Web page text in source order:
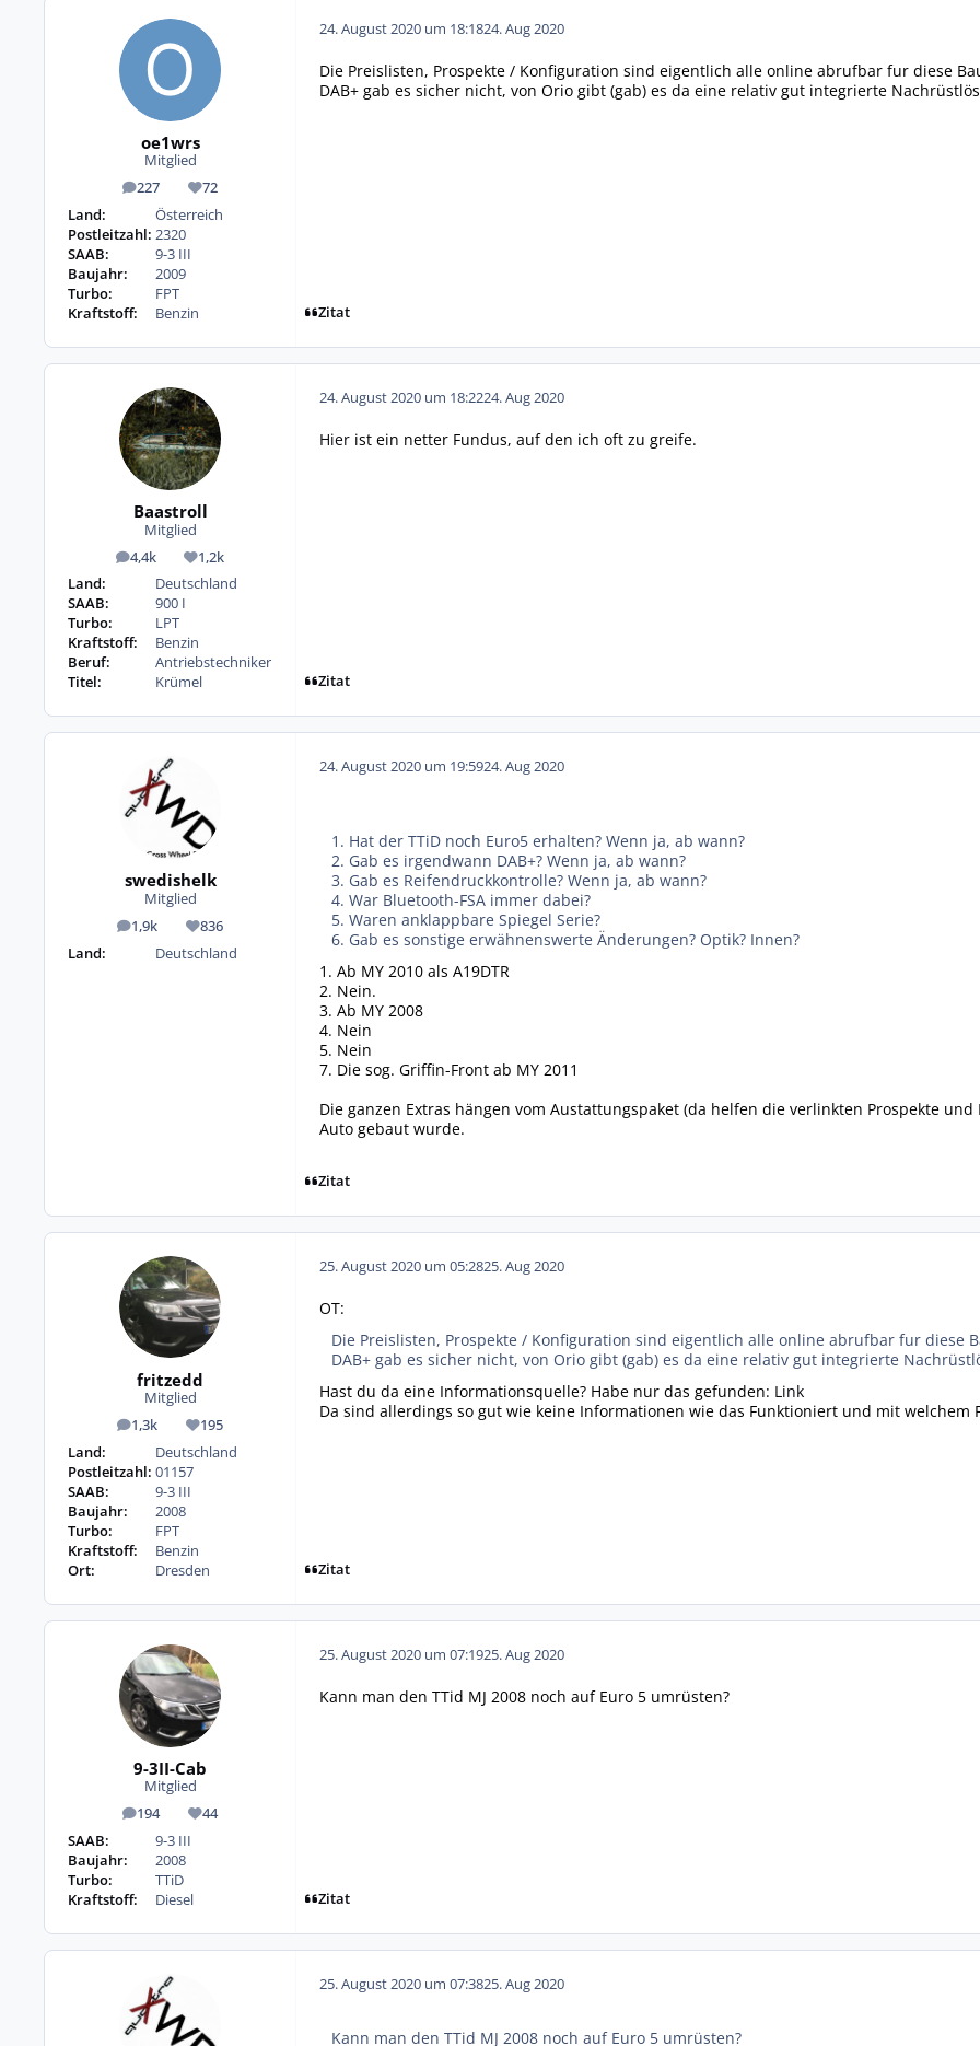
oe1wrs
Mitglied
227
Beiträge 72
Reputation
Land:
Österreich
Postleitzahl: 2320
SAAB:
9-3 III
Baujahr:
2009
Turbo:
FPT
Kraftstoff:
Benzin
24. August 2020 um 18:1824. Aug 2020
Die Preislisten, Prospekte / Konfiguration sind eigentlich alle online abrufbar fur diese
DAB+ gab es sicher nicht, von Orio gibt (gab) es da eine relativ gut integrierte
Zitat
Baastroll
Mitglied
4,4k
Beiträge 1,2k
Reputation
Land:
Deutschland
SAAB:
900 I
Turbo:
LPT
Kraftstoff:
Benzin
Beruf:
Antriebstechniker
Titel:
Krümel
24. August 2020 um 18:2224. Aug 2020
Hier ist ein netter Fundus, auf den ich oft zu greife.
Zitat
swedishelk
Mitglied
1,9k
Beiträge 836
Reputation
Land:
Deutschland
24. August 2020 um 19:5924. Aug 2020
1. Hat der TTiD noch Euro5 erhalten? Wenn ja, ab wann?
2. Gab es irgendwann DAB+? Wenn ja, ab wann?
3. Gab es Reifendruckkontrolle? Wenn ja, ab wann?
4. War Bluetooth-FSA immer dabei?
5. Waren anklappbare Spiegel Serie?
6. Gab es sonstige erwähnenswerte Änderungen? Optik? Innen?
1. Ab MY 2010 als A19DTR
2. Nein.
3. Ab MY 2008
4. Nein
5. Nein
7. Die sog. Griffin-Front ab MY 2011
Die ganzen Extras hängen vom Austattungspaket (da helfen die verlinkten Prospekte
Auto gebaut wurde.
Zitat
fritzedd
Mitglied
1,3k
Beiträge 195
Reputation
Land:
Deutschland
Postleitzahl: 01157
SAAB:
9-3 III
Baujahr:
2008
Turbo:
FPT
Kraftstoff:
Benzin
Ort:
Dresden
25. August 2020 um 05:2825. Aug 2020
OT:
Die Preislisten, Prospekte / Konfiguration sind eigentlich alle online abrufbar fur diese
DAB+ gab es sicher nicht, von Orio gibt (gab) es da eine relativ gut integrierte
Hast du da eine Informationsquelle? Habe nur das gefunden: Link
Da sind allerdings so gut wie keine Informationen wie das Funktioniert und mit welchem
Zitat
9-3II-Cab
Mitglied
194
Beiträge 44
Reputation
SAAB:
9-3 III
Baujahr:
2008
Turbo:
TTiD
Kraftstoff:
Diesel
25. August 2020 um 07:1925. Aug 2020
Kann man den TTid MJ 2008 noch auf Euro 5 umrüsten?
Zitat
25. August 2020 um 07:3825. Aug 2020
Kann man den TTid MJ 2008 noch auf Euro 5 umrüsten?